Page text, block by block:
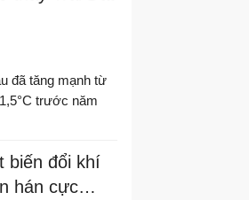
đã tăng mạnh từ
trước năm
biến đổi khí
hán cực